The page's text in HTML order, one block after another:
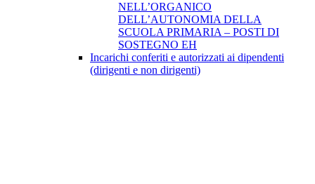
NELL’ORGANICO
DELL’AUTONOMIA DELLA
SCUOLA PRIMARIA – POSTI DI
SOSTEGNO EH
Incarichi conferiti e autorizzati ai dipendenti
(dirigenti e non dirigenti)